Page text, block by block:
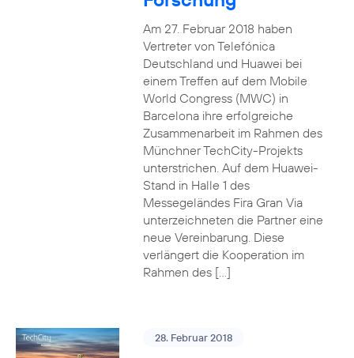
Am 27. Februar 2018 haben
Vertreter von Telefónica
Deutschland und Huawei bei
einem Treffen auf dem Mobile
World Congress (MWC) in
Barcelona ihre erfolgreiche
Zusammenarbeit im Rahmen des
Münchner TechCity-Projekts
unterstrichen. Auf dem Huawei-
Stand in Halle 1 des
Messegeländes Fira Gran Via
unterzeichneten die Partner eine
neue Vereinbarung. Diese
verlängert die Kooperation im
Rahmen des […]
28. Februar 2018